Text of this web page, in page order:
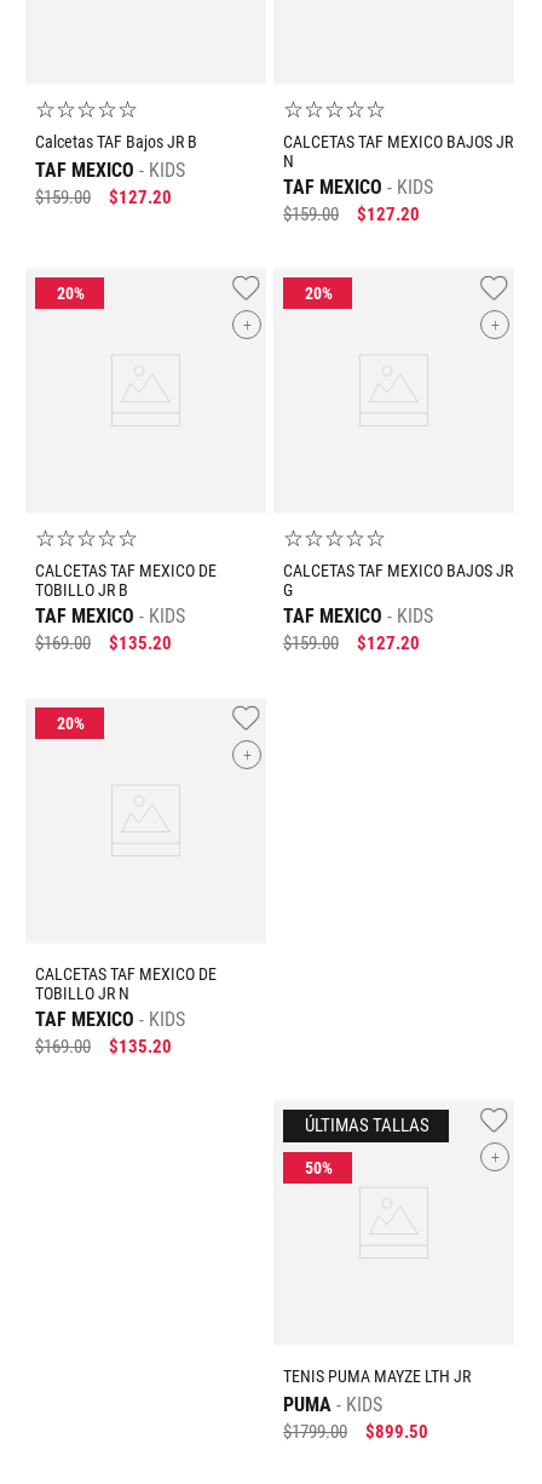
☆☆☆☆☆
Calcetas TAF Bajos JR B
TAF MEXICO KIDS
$159.00 $127.20
☆☆☆☆☆
CALCETAS TAF MEXICO BAJOS JR
N
TAF MEXICO KIDS
$159.00 $127.20
+
☆☆☆☆☆
CALCETAS TAF MEXICO DE
TOBILLO JR B
TAF MEXICO KIDS
$169.00 $135.20
+
☆☆☆☆☆
CALCETAS TAF MEXICO BAJOS JR
G
TAF MEXICO KIDS
$159.00 $127.20
+
CALCETAS TAF MEXICO DE
TOBILLO JR N
TAF MEXICO KIDS
$169.00 $135.20
+
TENIS PUMA MAYZE LTH JR
PUMA KIDS
$1799.00 $899.50